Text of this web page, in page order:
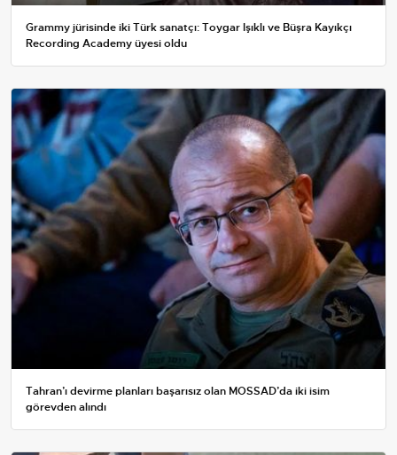
Grammy jürisinde iki Türk sanatçı: Toygar Işıklı ve Büşra Kayıkçı
Recording Academy üyesi oldu
Tahran’ı devirme planları başarısız olan MOSSAD’da iki isim
görevden alındı